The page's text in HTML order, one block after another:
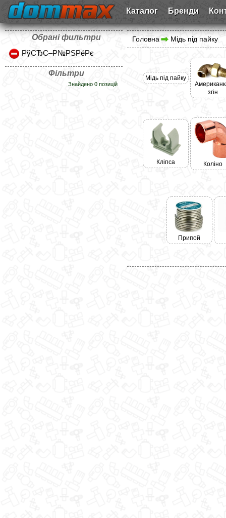
Каталог Бренди
Обрані фильтри
РўСЂС–Р№РЅРёРє
Фільтри
Знайдено 0 позицій
Головна Мідь під пайку
Мідь під пайку
згін
Кліпса Коліно
Припой